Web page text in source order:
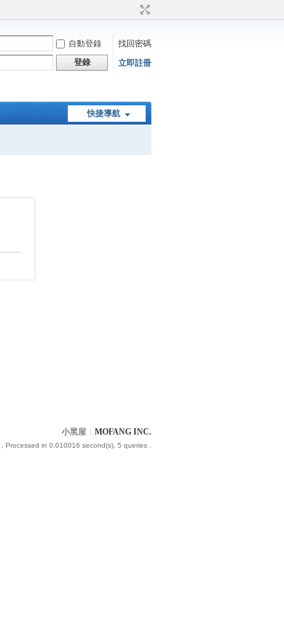
自動登錄
找回密碼
登錄 立即註冊
快捷導航
小黑屋 MOFANG INC.
, Processed in 0.010016 second(s), 5 queries .